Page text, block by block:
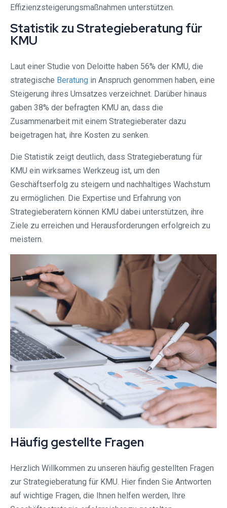
Effizienzsteigerungsmaßnahmen unterstützen.
Statistik zu Strategieberatung für
KMU
Laut einer Studie von Deloitte haben 56% der KMU, die
strategische Beratung in Anspruch genommen haben, eine
Steigerung ihres Umsatzes verzeichnet. Darüber hinaus
gaben 38% der befragten KMU an, dass die
Zusammenarbeit mit einem Strategieberater dazu
beigetragen hat, ihre Kosten zu senken.
Die Statistik zeigt deutlich, dass Strategieberatung für
KMU ein wirksames Werkzeug ist, um den
Geschäftserfolg zu steigern und nachhaltiges Wachstum
zu ermöglichen. Die Expertise und Erfahrung von
Strategieberatern können KMU dabei unterstützen, ihre
Ziele zu erreichen und Herausforderungen erfolgreich zu
meistern.
Häufig gestellte Fragen
Herzlich Willkommen zu unseren häufig gestellten Fragen
zur Strategieberatung für KMU. Hier finden Sie Antworten
auf wichtige Fragen, die Ihnen helfen werden, Ihre